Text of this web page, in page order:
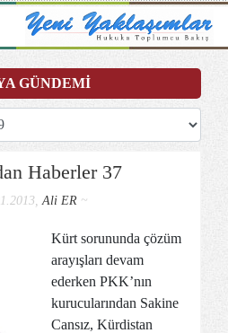
Haberler 37
Ali ER~
Kürt sorununda çözüm
arayışları devam
ederken PKK’nın
kurucularından Sakine
Cansız, Kürdistan
GÜNDEMİ